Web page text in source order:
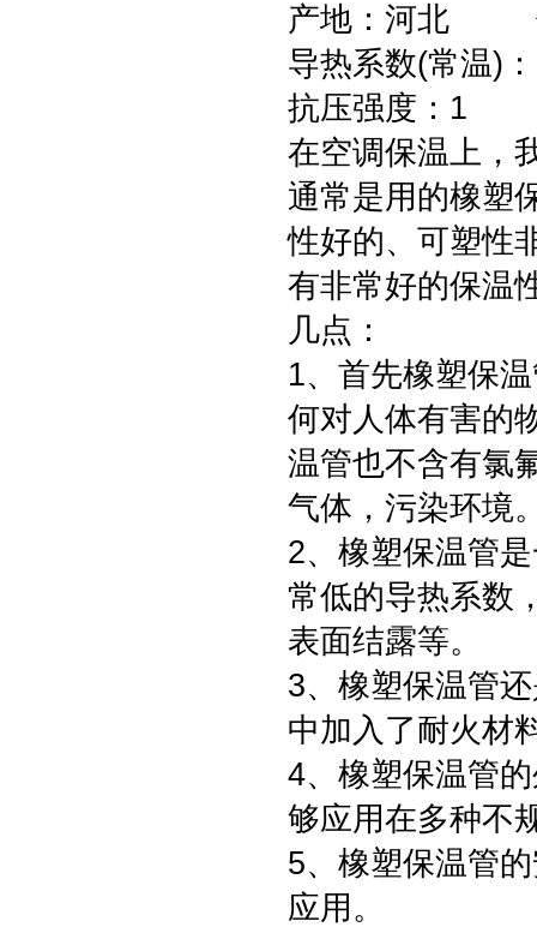
产地：河北
导热系数(常温
抗压强度：1
在空调保温上，
通常是用的橡塑
性好的、可塑性
有非常好的保温
几点：
1、首先橡塑保
何对人体有害的
温管也不含有氯
气体，污染环境
2、橡塑保温管
常低的导热系数
表面结露等。
3、橡塑保温管
中加入了耐火材
4、橡塑保温管
够应用在多种不
5、橡塑保温管
应用。